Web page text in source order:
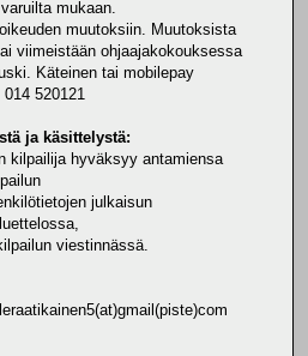
mukaan.
muutoksiin. Muutoksista
viimeistään ohjaajakokouksessa
Käteinen tai mobilepay
520121
ja käsittelystä:
kilpailija hyväksyy antamiensa
julkaisun
viestinnässä.